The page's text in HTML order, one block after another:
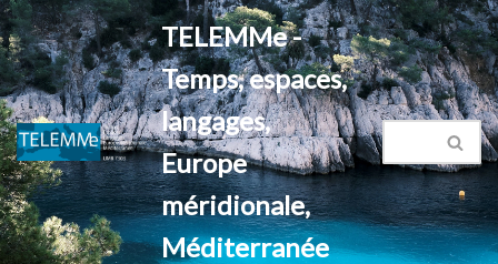
Aller
au
contenu
TELEMMe -
Temps, espaces,
langages,
Europe
méridionale,
Méditerranée